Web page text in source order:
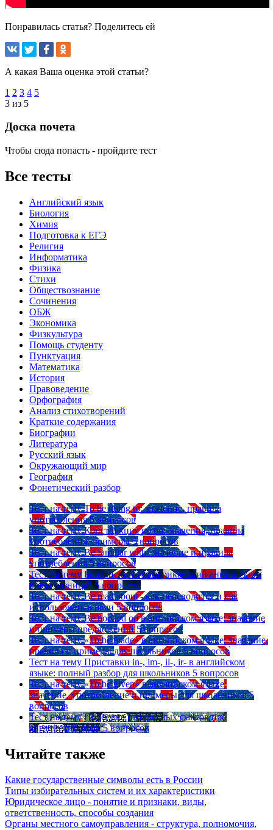
Понравилась статья? Поделитесь ей
А какая Ваша оценка этой статьи?
1 2 3 4 5
3 из 5
Доска почета
Чтобы сюда попасть - пройдите тест
Все тесты
Английский язык
Биология
Химия
Подготовка к ЕГЭ
Религия
Информатика
Физика
Стихи
Обществознание
Сочинения
ОБЖ
Экономика
Физкультура
Помощь студенту
Пунктуация
Математика
История
Правоведение
Орфография
Анализ стихотворений
Краткие содержания
Биографии
Литература
Русский язык
Окружающий мир
География
Фонетический разбор
Тест на тему To be going to: значение, правила
употребления 5 вопросов
Тест на тему Конструкция go on: значения, правила
употребления, примеры 5 вопросов
Тест на тему Be familiar with: значение и правила
употребления 5 вопросов
Тест на тему Британский vs американский английский:
в чем разница? 5 вопросов
Тест на тему Be mad about - как переводится и как
использовать в речи 5 вопросов
Тест на тему Be hooked on в английском языке: значение
и примеры предложений 5 вопросов
Тест на тему «To be made» в английском языке: значение,
правила и примеры для школьников 5 вопросов
Тест на тему Приставки in-, im-, il-, ir- в английском
языке: полный разбор для школьников 5 вопросов
Тест на тему «To be given» в английском языке:
значение, употребление и примеры для школьников 5
вопросов
Тест на тему Подборка интересных фактов про
английский язык 5 вопросов
Читайте также
Какие государственные символы есть в России
Типы избирательных систем и их характеристики
Юридическое лицо - понятие и признаки, виды,
ответственность, способы создания
Органы местного самоуправления - структура, полномочия,